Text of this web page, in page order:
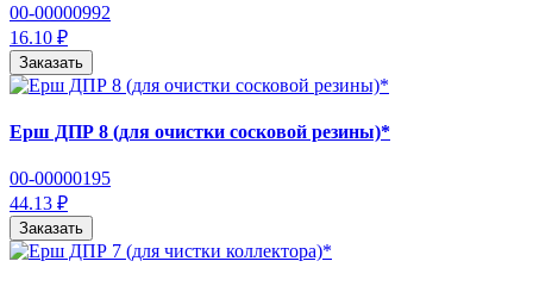
00-00000992
16.10 ₽
Заказать
Ерш ДПР 8 (для очистки сосковой резины)*
00-00000195
44.13 ₽
Заказать